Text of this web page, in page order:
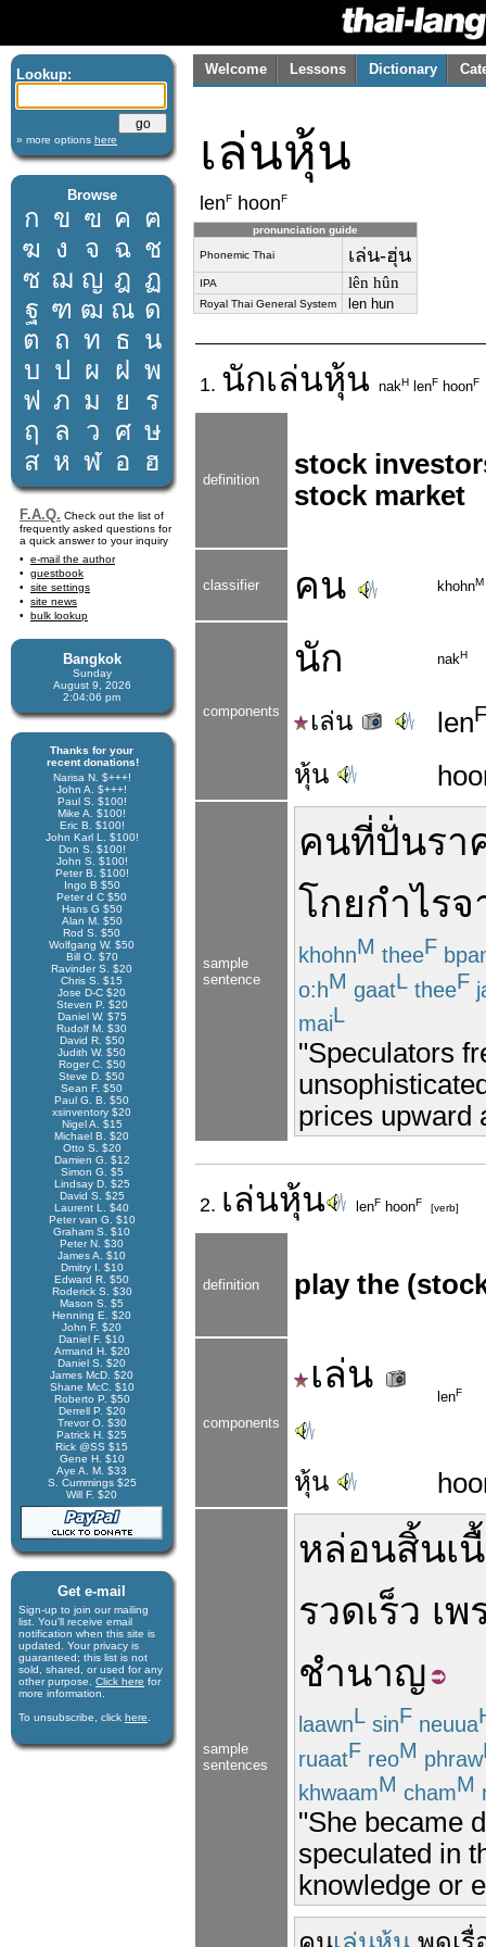
Lookup:
» more options here
Browse
ก ข ฃ ค ฅ
ฆ ง จ ฉ ช
ซ ฌ ญ ฎ ฏ
ฐ ฑ ฒ ณ ด
ต ถ ท ธ น
บ ป ผ ฝ พ
ฟ ภ ม ย
ร
ฤ
ล ว ศ ษ
ส ห ฬ อ ฮ
F.A.Q. Check out the list of
frequently asked questions for
a quick answer to your inquiry
e-mail the author
guestbook
site settings
site news
bulk lookup
Bangkok
Sunday
August 9, 2026
2:04:07 pm
Thanks for your
recent donations!
Narisa N. $+++!
John A. $+++!
Paul S. $100!
Mike A. $100!
Eric B. $100!
John Karl L. $100!
Don S. $100!
John S. $100!
Peter B. $100!
Ingo B $50
Peter d C $50
Hans G $50
Alan M. $50
Rod S. $50
Wolfgang W. $50
Bill O. $70
Ravinder S. $20
Chris S. $15
Jose D-C $20
Steven P. $20
Daniel W. $75
Rudolf M. $30
David R. $50
Judith W. $50
Roger C. $50
Steve D. $50
Sean F. $50
Paul G. B. $50
xsinventory $20
Nigel A. $15
Michael B. $20
Otto S. $20
Damien G. $12
Simon G. $5
Lindsay D. $25
David S. $25
Laurent L. $40
Peter van G. $10
Graham S. $10
Peter N. $30
James A. $10
Dmitry I. $10
Edward R. $50
Roderick S. $30
Mason S. $5
Henning E. $20
John F. $20
Daniel F. $10
Armand H. $20
Daniel S. $20
James McD. $20
Shane McC. $10
Roberto P. $50
Derrell P. $20
Trevor O. $30
Patrick H. $25
Rick @SS $15
Gene H. $10
Aye A. M. $33
S. Cummings $25
Will F. $20
Get e-mail
Sign-up to join our mail­ing
list. You'll receive e­mail
notification when this site is
updated. Your privacy is
guaran­teed; this list is not
sold, shared, or used for any
other purpose. Click here for
more infor­mation.
To unsubscribe, click here
Welcome Lessons Dictionary
เล่นหุ้น
lenF hoonF
pronunciation guide
Phonemic Thai เล่น-ฮุ่น
IPA lên hûn
Royal Thai General System len hun
1. นักเล่นหุ้น nakH lenF hoonF
definition
stock
stock market
classifier คน khohnM
components
นัก nakH
เล่น lenF
หุ้น
sample
sentence
คนที่ปั่นรา
โกยกำไรจ
khohnM theeF
o:hM gaatL theeF
maiL
"Speculators
prices upward
2. เล่นหุ้น lenF hoonF [verb]
definition play the
components
เล่น
lenF
หุ้น
sample
sentences
หล่อนสิ้นเ
รวดเร็ว เพ
ชำนาญ
laawnL sinF neuua
ruaatF reoM phraw
khwaamM chamM
"She became
speculated in
knowledge or